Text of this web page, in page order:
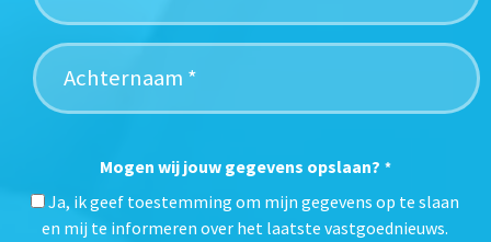
Mogen wij jouw gegevens opslaan? *
Ja, ik geef toestemming om mijn gegevens op te slaan
en mij te informeren over het laatste vastgoednieuws.